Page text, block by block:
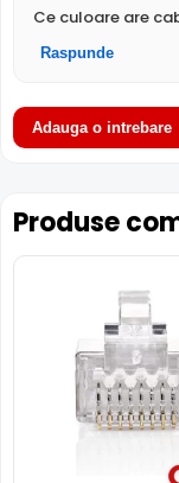
Ce culoare are
Raspunde
Adauga o intrebare
Produse